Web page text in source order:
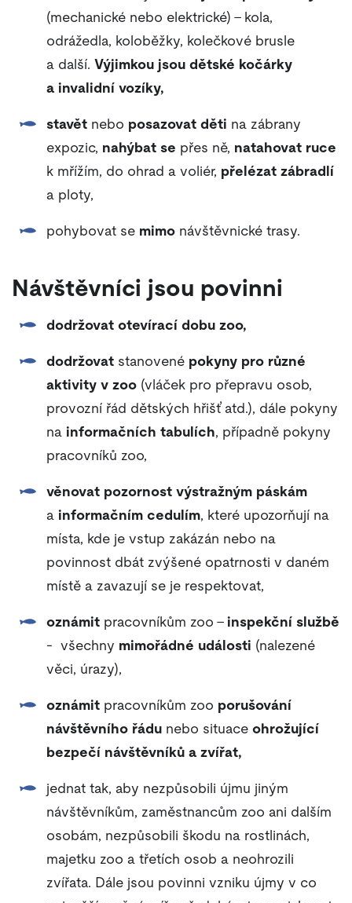
(mechanické nebo elektrické) – kola,
odrážedla, koloběžky, kolečkové brusle
a další. Výjimkou jsou dětské kočárky
a invalidní vozíky,
stavět nebo posazovat děti na zábrany
expozic, nahýbat se přes ně, natahovat ruce
k mřížím, do ohrad a voliér, přelézat zábradlí
a ploty,
pohybovat se mimo návštěvnické trasy.
Návštěvníci jsou povinni
dodržovat otevírací dobu zoo,
dodržovat stanovené pokyny pro různé
aktivity v zoo (vláček pro přepravu osob,
provozní řád dětských hřišť atd.), dále pokyny
na informačních tabulích, případně pokyny
pracovníků zoo,
věnovat pozornost výstražným páskám
a informačním cedulím, které upozorňují na
místa, kde je vstup zakázán nebo na
povinnost dbát zvýšené opatrnosti v daném
místě a zavazují se je respektovat,
oznámit pracovníkům zoo - inspekční službě
- všechny mimořádné události (nalezené
věci, úrazy),
oznámit pracovníkům zoo porušování
návštěvního řádu nebo situace ohrožující
bezpečí návštěvníků a zvířat,
jednat tak, aby nezpůsobili újmu jiným
návštěvníkům, zaměstnancům zoo ani dalším
osobám, nezpůsobili škodu na rostlinách,
majetku zoo a třetích osob a neohrozili
zvířata. Dále jsou povinni vzniku újmy v co